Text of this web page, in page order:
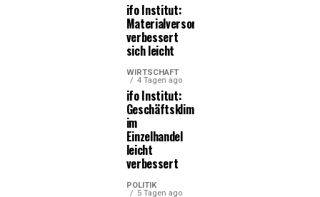
ifo Institut:
Materialversorgung
verbessert
sich leicht
WIRTSCHAFT
4 Tagen ago
ifo Institut:
Geschäftsklima
im
Einzelhandel
leicht
verbessert
POLITIK
5 Tagen ago